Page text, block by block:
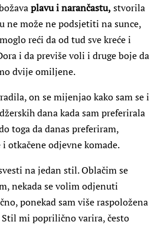
plavu i narančastu, stvorila
ne može ne podsjetiti na sunce,
reći da od tud sve kreće i
i da previše voli i druge boje da
dvije omiljene.
on se mijenjao kako sam se i
dana kada sam preferirala
toga da danas preferiram,
otkačene odjevne komade.
na jedan stil. Oblačim se
nekada se volim odjenuti
ponekad sam više raspoložena
Stil mi poprilično varira, često